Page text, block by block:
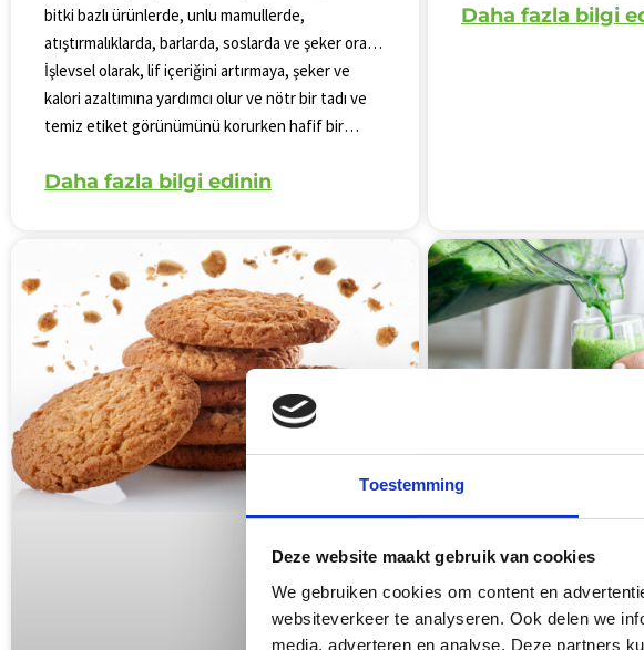
Toestemming
Deze website maakt gebruik van cookies
We gebruiken cookies om content en
websiteverkeer te analyseren. Ook delen we
media, adverteren en analyse. Deze partners
karşılandığında “lif kaynağı” veya “yüksek lifli” gibi
iddiaların kullanılmasına olanak sağlamaktadır.
bitki bazlı ürünlerde, unlu mamullerde,
atıştırmalıklarda, barlarda, soslarda ve şeker oranı
azaltılmış formülasyonlarda kullanılabilir.
İşlevsel olarak, lif içeriğini artırmaya, şeker ve
kalori azaltımına yardımcı olur ve nötr bir tadı ve
temiz etiket görünümünü korurken hafif bir
Daha fazla bilgi edinin
ürünler için ideal olan bu
Daha fazla bilgi